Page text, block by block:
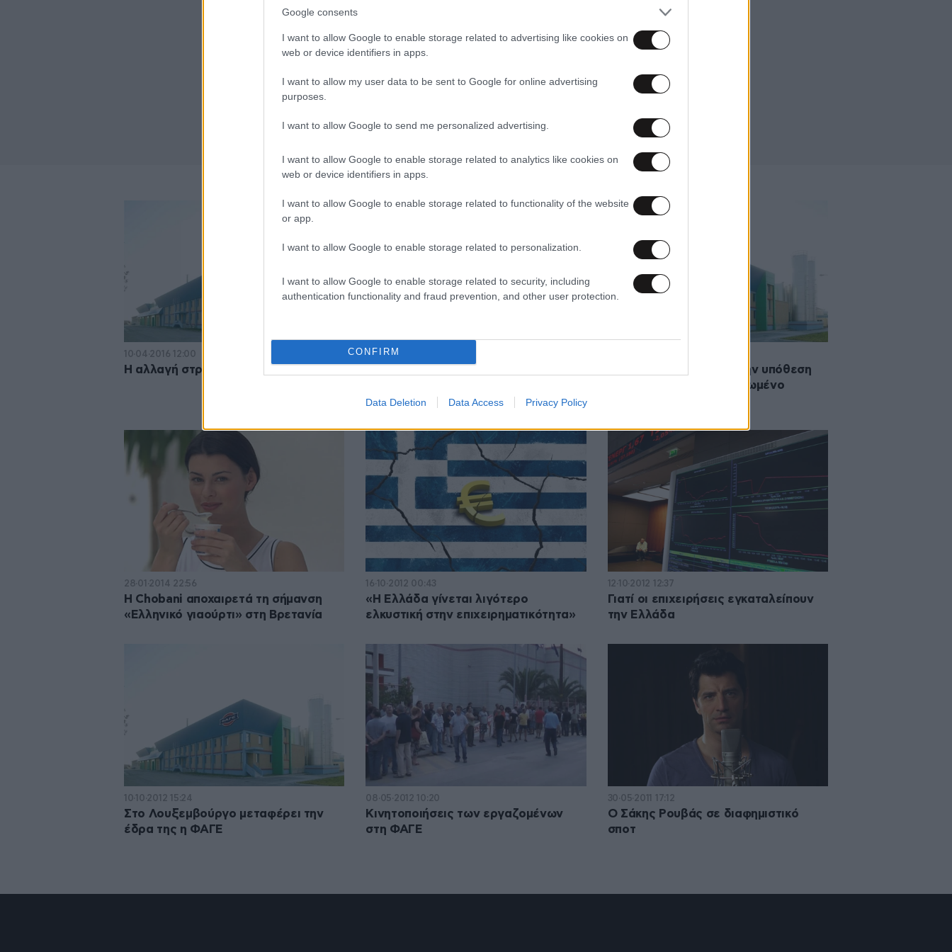
Google consents
I want to allow Google to enable storage related to advertising like cookies on
web or device identifiers in apps.
I want to allow my user data to be sent to Google for online advertising
purposes.
I want to allow Google to send me personalized advertising.
I want to allow Google to enable storage related to analytics like cookies on
web or device identifiers in apps.
I want to allow Google to enable storage related to functionality of the website
or app.
I want to allow Google to enable storage related to personalization.
I want to allow Google to enable storage related to security, including
authentication functionality and fraud prevention, and other user protection.
CONFIRM
Data Deletion Data Access Privacy Policy
10·04·2016 12:00
Η αλλαγή στρατηγικής της ΦΑΓΕ
29·03·2016 09:19
Οριστική απόφαση για την υπόθεση
«Greek Yoghurt» στο Ηνωμένο
28·01·2014 22:56
Η Chobani αποχαιρετά τη σήμανση
«Ελληνικό γιαούρτι» στη Βρετανία
16·10·2012 00:43
«Η Ελλάδα γίνεται λιγότερο
ελκυστική στην επιχειρηματικότητα»
12·10·2012 12:37
Γιατί οι επιχειρήσεις εγκαταλείπουν
την Ελλάδα
10·10·2012 15:24
Στο Λουξεμβούργο μεταφέρει την
έδρα της η ΦΑΓΕ
08·05·2012 10:20
Κινητοποιήσεις των εργαζομένων
στη ΦΑΓΕ
30·05·2011 17:12
O Σάκης Ρουβάς σε διαφημιστικό
σποτ